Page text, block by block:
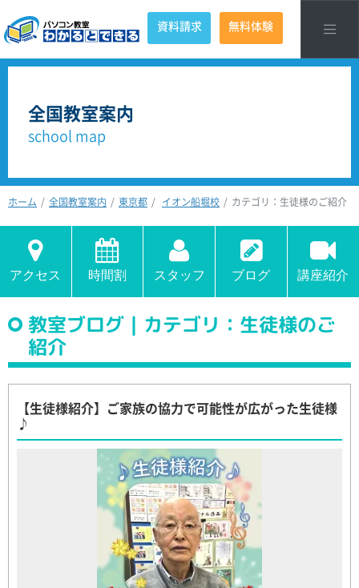
資料請求 無料体験
全国教室案内
school map
ホーム 全国教室案内 東京都 イオン船堀校 カテゴリ：生徒様のご紹介
アクセス 時間割 スタッフ ブログ 講座紹介
教室ブログ｜カテゴリ：生徒様のご
紹介
【生徒様紹介】ご家族の協力で可能性が広がった生徒様
♪